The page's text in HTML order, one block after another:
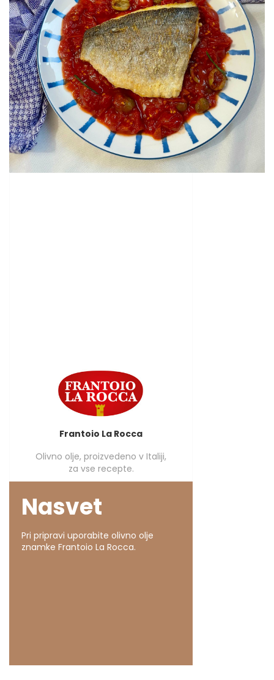
Frantoio La Rocca
Olivno olje, proizvedeno v Italiji,
za vse recepte.
Nasvet
Pri pripravi uporabite olivno olje
znamke Frantoio La Rocca.